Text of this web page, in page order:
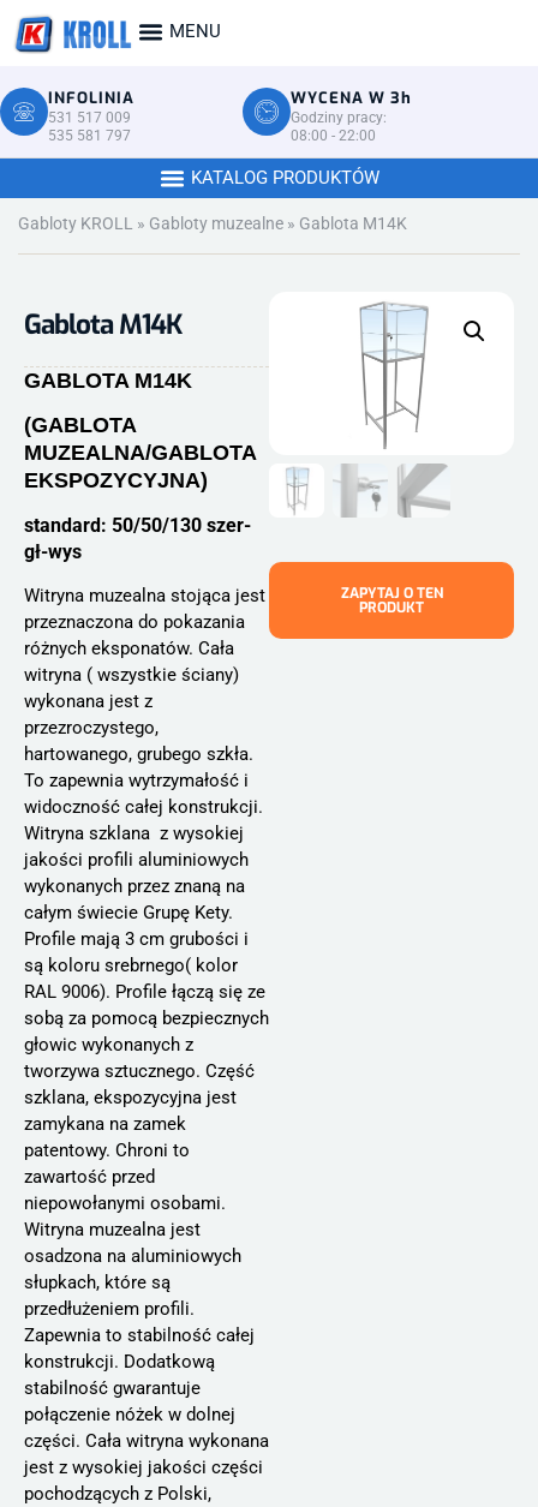
INFOLINIA
531 517 009
535 581 797
WYCENA W 3h
Godziny pracy:
08:00 - 22:00
Gabloty KROLL » Gabloty muzealne » Gablota M14K
ZAPYTAJ O TEN
PRODUKT
Gablota M14K
GABLOTA M14K
(GABLOTA
MUZEALNA/GABLOTA
EKSPOZYCYJNA)
standard: 50/50/130 szer-
gł-wys
Witryna muzealna stojąca jest
przeznaczona do pokazania
różnych eksponatów. Cała
witryna ( wszystkie ściany)
wykonana jest z
przezroczystego,
hartowanego, grubego szkła.
To zapewnia wytrzymałość i
widoczność całej konstrukcji.
Witryna szklana z wysokiej
jakości profili aluminiowych
wykonanych przez znaną na
całym świecie Grupę Kety.
Profile mają 3 cm grubości i
są koloru srebrnego( kolor
RAL 9006). Profile łączą się ze
sobą za pomocą bezpiecznych
głowic wykonanych z
tworzywa sztucznego. Część
szklana, ekspozycyjna jest
zamykana na zamek
patentowy. Chroni to
zawartość przed
niepowołanymi osobami.
Witryna muzealna jest
osadzona na aluminiowych
słupkach, które są
przedłużeniem profili.
Zapewnia to stabilność całej
konstrukcji. Dodatkową
stabilność gwarantuje
połączenie nóżek w dolnej
części. Cała witryna wykonana
jest z wysokiej jakości części
pochodzących z Polski,